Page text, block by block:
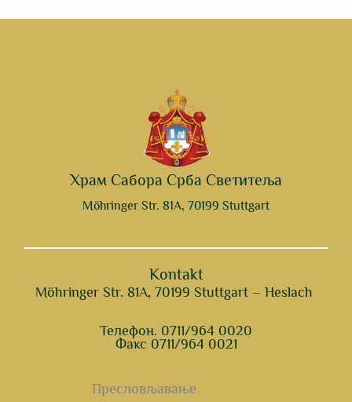
Храм Сабора Срба Светитеља
Möhringer Str. 81A, 70199 Stuttgart
Kontakt
Möhringer Str. 81A, 70199 Stuttgart – Heslach
Телефон. 0711/964 0020
Факс 0711/964 0021
Пресловљавање